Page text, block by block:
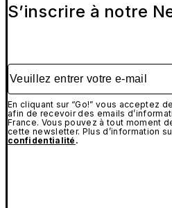
S’inscrire à notre
Veuillez entrer votre e-mail
En cliquant sur “Go!” vous acceptez
afin de recevoir des emails
France. Vous pouvez à tout moment
cette newsletter. Plus d’information
confidentialité .